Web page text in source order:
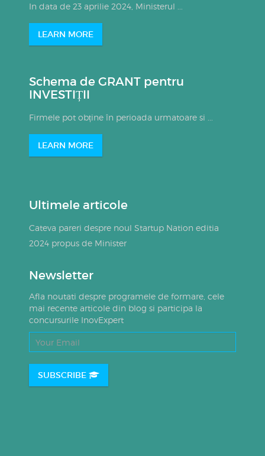
In data de 23 aprilie 2024, Ministerul ...
LEARN MORE
Schema de GRANT pentru
INVESTIȚII
Firmele pot obține în perioada urmatoare si ...
LEARN MORE
Ultimele articole
Cateva pareri despre noul Startup Nation editia
2024 propus de Minister
Newsletter
Afla noutati despre programele de formare, cele
mai recente articole din blog si participa la
concursurile InovExpert
SUBSCRIBE